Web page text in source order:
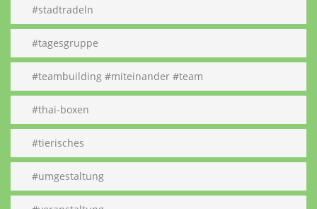
#stadtradeln
#tagesgruppe
#teambuilding #miteinander #team
#thai-boxen
#tierisches
#umgestaltung